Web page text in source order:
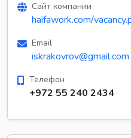
Сайт компании
haifawork.com/
Email
iskrakovrov@gmail.com
Телефон
+972 55 240 2434